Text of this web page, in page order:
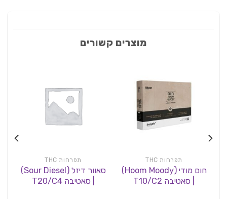
מוצרים קשורים
תפרחות THC
חום מודי (Hoom Moody)
| סאטיבה T10/C2
תפרחות THC
סאוור דיזל (Sour Diesel)
| סאטיבה T20/C4